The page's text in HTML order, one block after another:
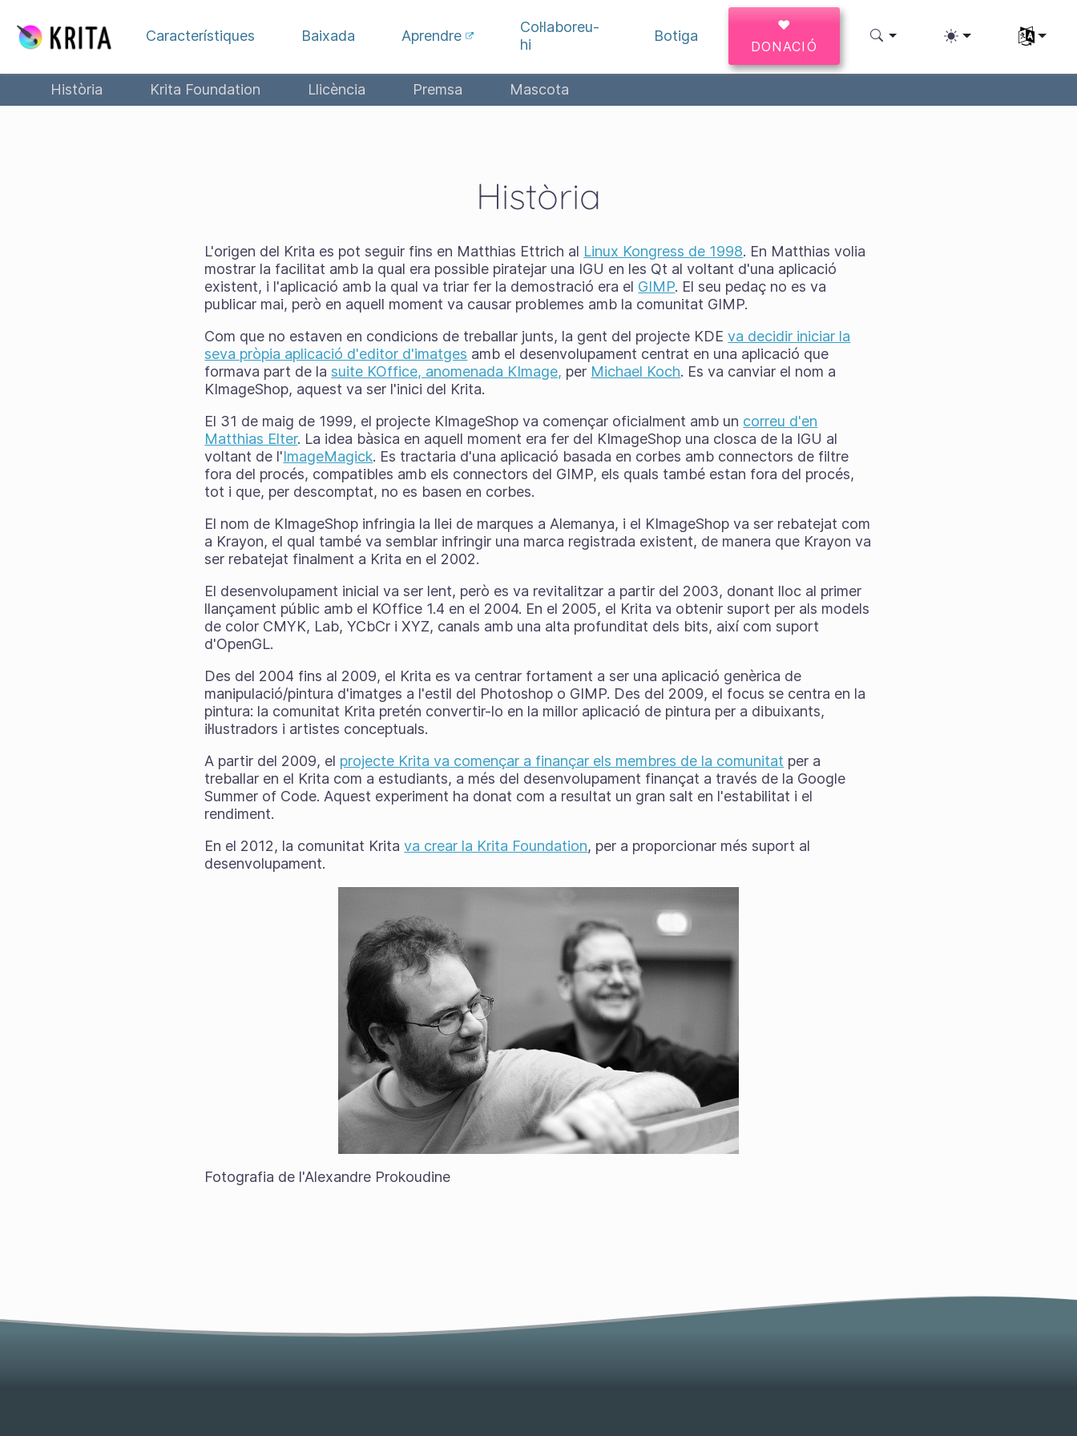
Característiques
Baixada Aprendre
Col·laboreu-
hi
Botiga
♥
DONACIÓ
Història Krita Foundation Llicència Premsa Mascota
Història
L'origen del Krita es pot seguir fins en Matthias Ettrich al Linux Kongress de 1998. En Matthias volia
mostrar la facilitat amb la qual era possible piratejar una IGU en les Qt al voltant d'una aplicació
existent, i l'aplicació amb la qual va triar fer la demostració era el GIMP. El seu pedaç no es va
publicar mai, però en aquell moment va causar problemes amb la comunitat GIMP.
Com que no estaven en condicions de treballar junts, la gent del projecte KDEva decidir iniciar la
seva pròpia aplicació d'editor d'imatges amb el desenvolupament centrat en una aplicació que
formava part de lasuite KOffice, anomenada KImage, per Michael Koch. Es va canviar el nom a
KImageShop, aquest va ser l'inici del Krita.
El 31 de maig de 1999, el projecte KImageShop va començar oficialment amb un correu d'en
Matthias Elter. La idea bàsica en aquell moment era fer del KImageShop una closca de la IGU al
voltant de l'ImageMagick. Es tractaria d'una aplicació basada en corbes amb connectors de filtre
fora del procés, compatibles amb els connectors del GIMP, els quals també estan fora del procés,
tot i que, per descomptat, no es basen en corbes.
El nom de KImageShop infringia la llei de marques a Alemanya, i el KImageShop va ser rebatejat com
a Krayon, el qual també va semblar infringir una marca registrada existent, de manera que Krayon va
ser rebatejat finalment a Krita en el 2002.
El desenvolupament inicial va ser lent, però es va revitalitzar a partir del 2003, donant lloc al primer
llançament públic amb el KOffice 1.4 en el 2004. En el 2005, el Krita va obtenir suport per als models
de color CMYK, Lab, YCbCr i XYZ, canals amb una alta profunditat dels bits, així com suport
d'OpenGL.
Des del 2004 fins al 2009, el Krita es va centrar fortament a ser una aplicació genèrica de
manipulació/pintura d'imatges a l'estil del Photoshop o GIMP. Des del 2009, el focus se centra en la
pintura: la comunitat Krita pretén convertir-lo en la millor aplicació de pintura per a dibuixants,
il·lustradors i artistes conceptuals.
A partir del 2009, el projecte Krita va començar a finançar els membres de la comunitat per a
treballar en el Krita com a estudiants, a més del desenvolupament finançat a través de la Google
Summer of Code. Aquest experiment ha donat com a resultat un gran salt en l'estabilitat i el
rendiment.
En el 2012, la comunitat Kritava crear la Krita Foundation, per a proporcionar més suport al
desenvolupament.
Fotografia de l'Alexandre Prokoudine